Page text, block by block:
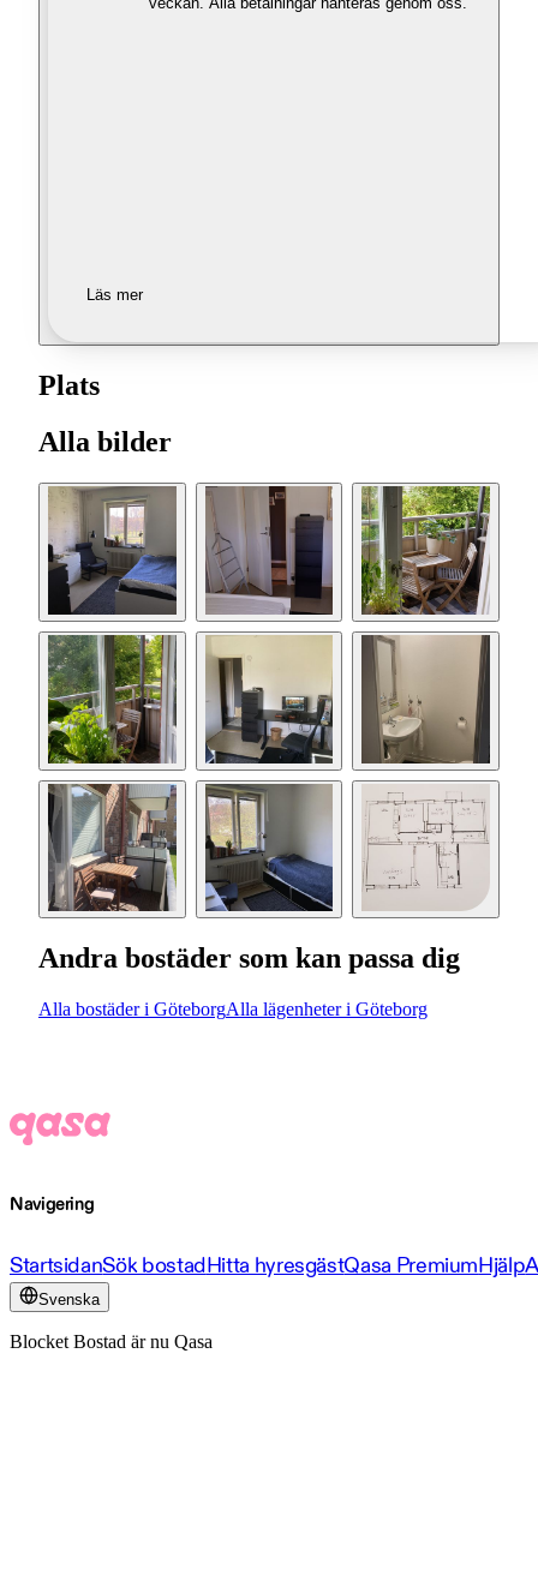
Läs mer
Plats
Alla bilder
Andra bostäder som kan passa dig
Alla bostäder i GöteborgAlla lägenheter i Göteborg
Navigering
StartsidanSök bostadHitta hyresgästQasa PremiumHjälp
Svenska
Blocket Bostad är nu Qasa